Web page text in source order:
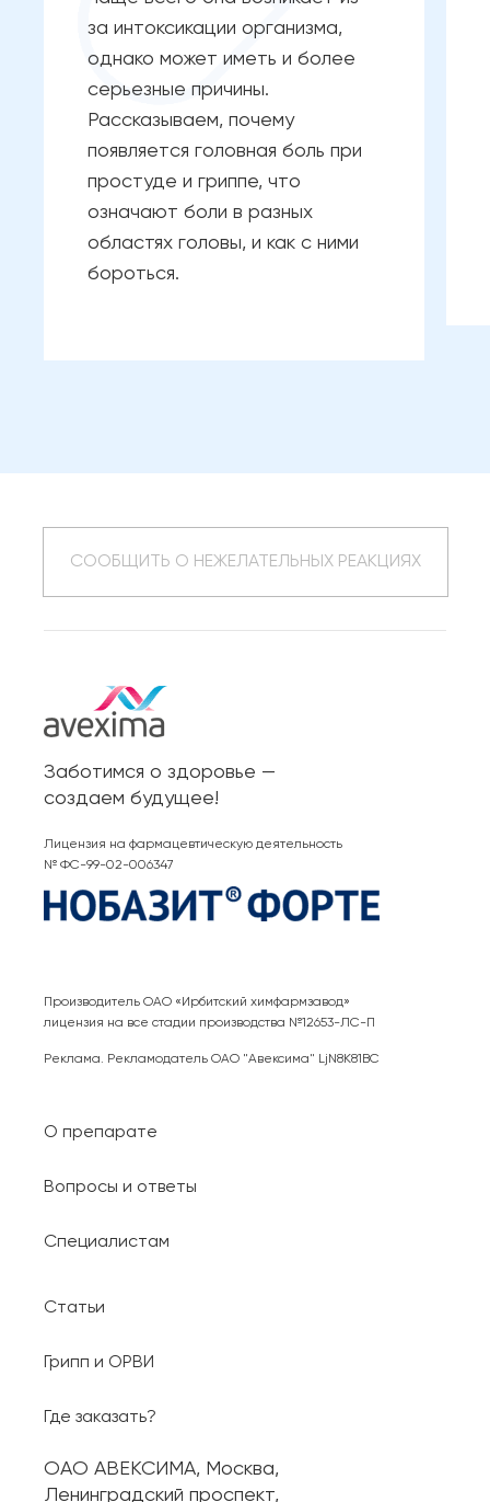
за интоксикации организма,
однако может иметь и более
серьезные причины.
Рассказываем, почему
появляется головная боль при
простуде и гриппе, что
означают боли в разных
областях головы, и как с ними
бороться.
СООБЩИТЬ О НЕЖЕЛАТЕЛЬНЫХ РЕАКЦИЯХ
Заботимся о здоровье —
создаем будущее!
Лицензия на фармацевтическую деятельность
№ ФС-99-02-006347
Производитель ОАО «Ирбитский химфармзавод»
лицензия на все стадии производства №12653-ЛС-П
Реклама. Рекламодатель ОАО "Авексима" LjN8K81BC
О препарате
Вопросы и ответы
Специалистам
Статьи
Грипп и ОРВИ
Где заказать?
ОАО АВЕКСИМА, Москва,
Ленинградский проспект,